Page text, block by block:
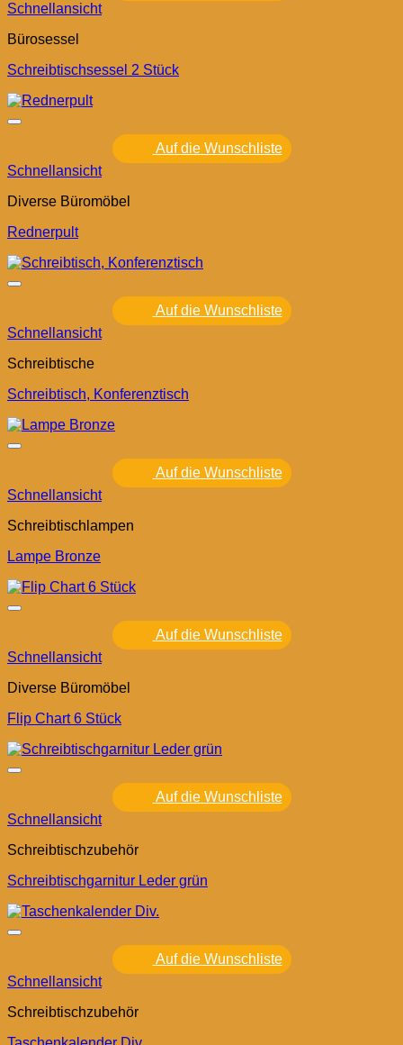
Schnellansicht
Bürosessel
Schreibtischsessel 2 Stück
Auf die Wunschliste
Schnellansicht
Diverse Büromöbel
Rednerpult
Auf die Wunschliste
Schnellansicht
Schreibtische
Schreibtisch, Konferenztisch
Auf die Wunschliste
Schnellansicht
Schreibtischlampen
Lampe Bronze
Auf die Wunschliste
Schnellansicht
Diverse Büromöbel
Flip Chart 6 Stück
Auf die Wunschliste
Schnellansicht
Schreibtischzubehör
Schreibtischgarnitur Leder grün
Auf die Wunschliste
Schnellansicht
Schreibtischzubehör